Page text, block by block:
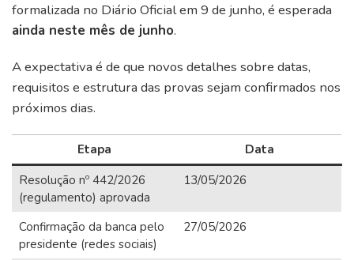
formalizada no Diário Oficial em 9 de junho, é esperada
ainda neste mês de junho.
A expectativa é de que novos detalhes sobre datas,
requisitos e estrutura das provas sejam confirmados nos
próximos dias.
Etapa
Data
Resolução nº 442/2026
(regulamento) aprovada
13/05/2026
Confirmação da banca pelo
presidente (redes sociais)
27/05/2026